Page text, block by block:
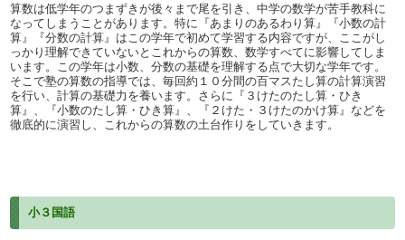
算数は低学年のつまずきが後々まで尾を引き、中学の数学が苦手教科に
なってしまうことがあります。特に『あまりのあるわり算』『小数の計
算』『分数の計算』はこの学年で初めて学習する内容ですが、ここがし
っかり理解できていないとこれからの算数、数学すべてに影響してしま
います。この学年は小数、分数の基礎を理解する点で大切な学年です。
そこで塾の算数の指導では、毎回約１０分間の百マスたし算の計算演習
を行い、計算の基礎力を養います。さらに『３けたのたし算・ひき
算』、『小数のたし算・ひき算』、『２けた・３けたのかけ算』などを
徹底的に演習し、これからの算数の土台作りをしていきます。
小３国語